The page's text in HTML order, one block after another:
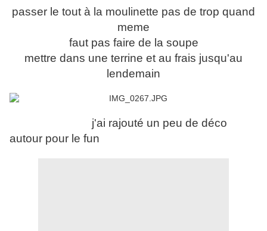
passer le tout à la moulinette pas de trop quand
meme
faut pas faire de la soupe
mettre dans une terrine et au frais jusqu'au
lendemain
j'ai rajouté un peu de déco
autour pour le fun